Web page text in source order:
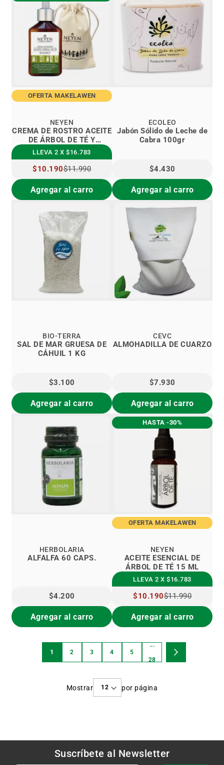
OFERTA MAKELAWEN
CREMA DE ROSTRO ACEITE
DE ÁRBOL DE TÉ Y
ROMERO
NEYEN
LLEVA 2 X $16.783
PRECIO
ESPECIAL
$10.190$11.990
Agregar al carro
Jabón Sólido de Leche de
Cabra 100gr
ECOLEO
$4.430
Agregar al carro
SAL DE MAR GRUESA DE
CÁHUIL 1 KG
BIO-TERRA
$3.100
Agregar al carro
ALMOHADILLA DE CUARZO
CEVC
$7.930
Agregar al carro
ALFALFA 60 CAPS.
HERBOLARIA
$4.200
Agregar al carro
HASTA -30%
OFERTA MAKELAWEN
ACEITE ESENCIAL DE
ÁRBOL DE TÉ 15 ML
NEYEN
LLEVA 2 X $16.783
PRECIO
ESPECIAL
$10.190$11.990
Agregar al carro
1
2
3
4
Página
5
Página
...
28
Mostrar por página
Suscríbete al Newsletter